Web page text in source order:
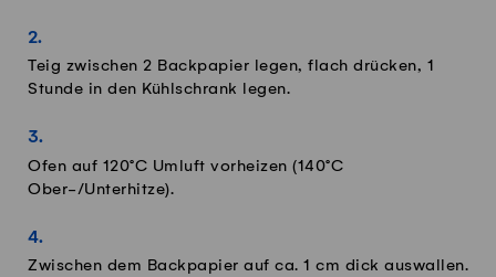
Teig zwischen 2 Backpapier legen, flach drücken, 1
Stunde in den Kühlschrank legen.
Ofen auf 120°C Umluft vorheizen (140°C
Ober-/Unterhitze).
Zwischen dem Backpapier auf ca. 1 cm dick auswallen.